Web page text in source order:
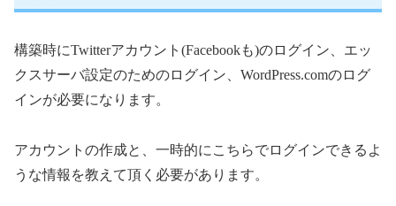
構築時にTwitterアカウント(Facebookも)のログイン、エッ
クスサーバ設定のためのログイン、WordPress.comのログ
インが必要になります。
アカウントの作成と、一時的にこちらでログインできるよ
うな情報を教えて頂く必要があります。